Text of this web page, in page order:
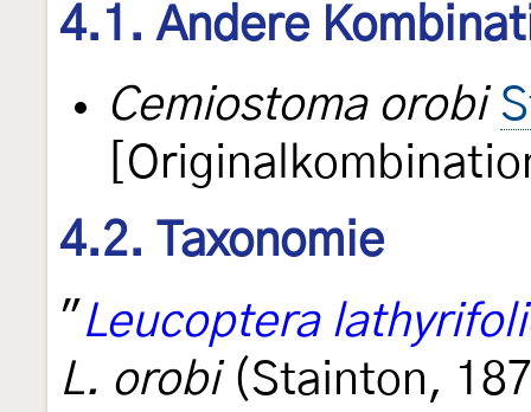
4.1. Andere
Cemiostoma orobi
4.2. Taxonomie
" Leucoptera
L. orobi(Stainton,